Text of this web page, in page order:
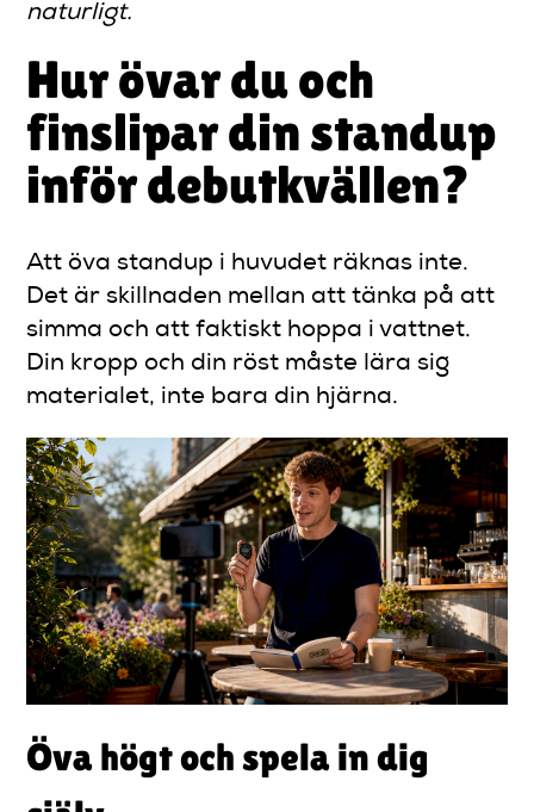
naturligt.
Hur övar du och
finslipar din standup
inför debutkvällen?
Att öva standup i huvudet räknas inte.
Det är skillnaden mellan att tänka på att
simma och att faktiskt hoppa i vattnet.
Din kropp och din röst måste lära sig
materialet, inte bara din hjärna.
Öva högt och spela in dig